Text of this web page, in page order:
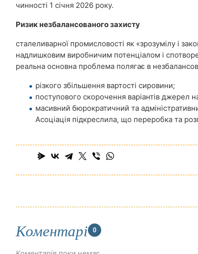
чинності 1 січня 2026 року.
Ризик незбалансованого захисту
сталеливарної промисловості як «зрозумілу і
надлишковим виробничим потенціалом і
реальна основна проблема полягає в
різкого збільшення вартості сировини;
поступового скорочення варіантів джерел
масивний бюрократичний та
Асоціація підкреслила, що переробка та
Коментарі 0